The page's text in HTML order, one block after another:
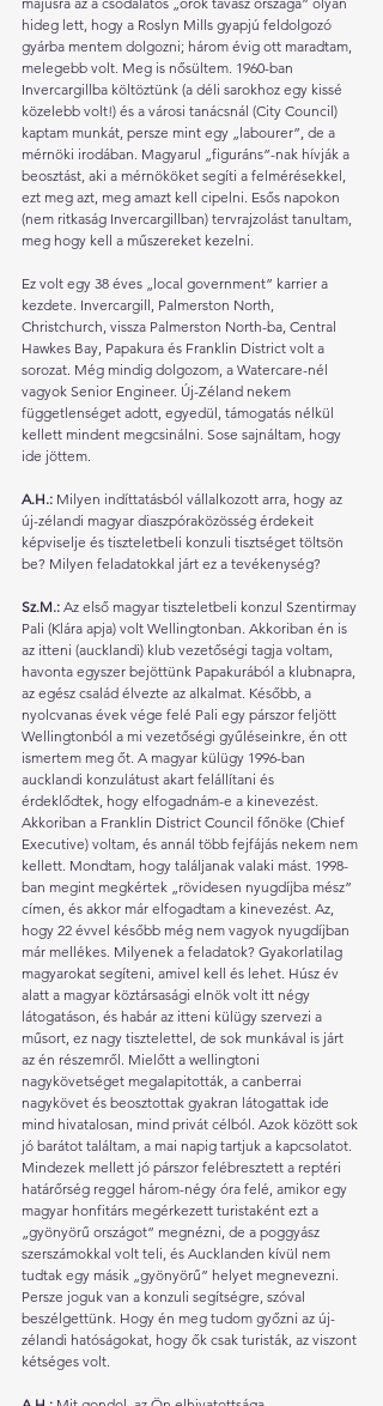
hideg lett, hogy a Roslyn Mills gyapjú feldolgozó
gyárba mentem dolgozni; három évig ott maradtam,
melegebb volt. Meg is nősültem. 1960-ban
Invercargillba költöztünk (a déli sarokhoz egy kissé
közelebb volt!) és a városi tanácsnál (City Council)
kaptam munkát, persze mint egy „labourer”, de a
mérnöki irodában. Magyarul „figuráns”-nak hívják a
beosztást, aki a mérnököket segíti a felmérésekkel,
ezt meg azt, meg amazt kell cipelni. Esős napokon
(nem ritkaság Invercargillban) tervrajzolást tanultam,
meg hogy kell a műszereket kezelni.
Ez volt egy 38 éves „local government” karrier a
kezdete. Invercargill, Palmerston North,
Christchurch, vissza Palmerston North-ba, Central
Hawkes Bay, Papakura és Franklin District volt a
sorozat. Még mindig dolgozom, a Watercare-nél
vagyok Senior Engineer. Új-Zéland nekem
függetlenséget adott, egyedül, támogatás nélkül
kellett mindent megcsinálni. Sose sajnáltam, hogy
ide jöttem.
A.H.: Milyen indíttatásból vállalkozott arra, hogy az
új-zélandi magyar diaszpóraközösség érdekeit
képviselje és tiszteletbeli konzuli tisztséget töltsön
be? Milyen feladatokkal járt ez a tevékenység?
Sz.M.: Az első magyar tiszteletbeli konzul Szentirmay
Pali (Klára apja) volt Wellingtonban. Akkoriban én is
az itteni (aucklandi) klub vezetőségi tagja voltam,
havonta egyszer bejöttünk Papakurából a klubnapra,
az egész család élvezte az alkalmat. Később, a
nyolcvanas évek vége felé Pali egy párszor feljött
Wellingtonból a mi vezetőségi gyűléseinkre, én ott
ismertem meg őt. A magyar külügy 1996-ban
aucklandi konzulátust akart felállítani és
érdeklődtek, hogy elfogadnám-e a kinevezést.
Akkoriban a Franklin District Council főnöke (Chief
Executive) voltam, és annál több fejfájás nekem nem
kellett. Mondtam, hogy találjanak valaki mást. 1998-
ban megint megkértek „rövidesen nyugdíjba mész”
címen, és akkor már elfogadtam a kinevezést. Az,
hogy 22 évvel később még nem vagyok nyugdíjban
már mellékes. Milyenek a feladatok? Gyakorlatilag
magyarokat segíteni, amivel kell és lehet. Húsz év
alatt a magyar köztársasági elnök volt itt négy
látogatáson, és habár az itteni külügy szervezi a
műsort, ez nagy tisztelettel, de sok munkával is járt
az én részemről. Mielőtt a wellingtoni
nagykövetséget megalapitották, a canberrai
nagykövet és beosztottak gyakran látogattak ide
mind hivatalosan, mind privát célból. Azok között sok
jó barátot találtam, a mai napig tartjuk a kapcsolatot.
Mindezek mellett jó párszor felébresztett a reptéri
határőrség reggel három-négy óra felé, amikor egy
magyar honfitárs megérkezett turistaként ezt a
„gyönyörű országot” megnézni, de a poggyász
szerszámokkal volt teli, és Aucklanden kívül nem
tudtak egy másik „gyönyörű” helyet megnevezni.
Persze joguk van a konzuli segítségre, szóval
beszélgettünk. Hogy én meg tudom győzni az új-
zélandi hatóságokat, hogy ők csak turisták, az viszont
kétséges volt.